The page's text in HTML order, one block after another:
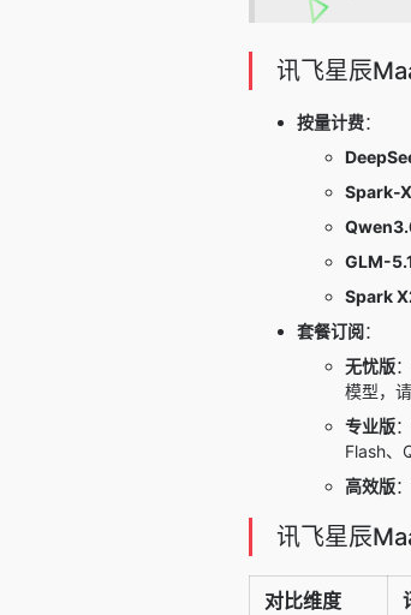
讯飞星辰
按量计费：
Spark-
GLM-5.1
Spark
套餐订阅：
无忧版
模型，
专业版
Flash、
高效版
讯飞星辰
对比维度